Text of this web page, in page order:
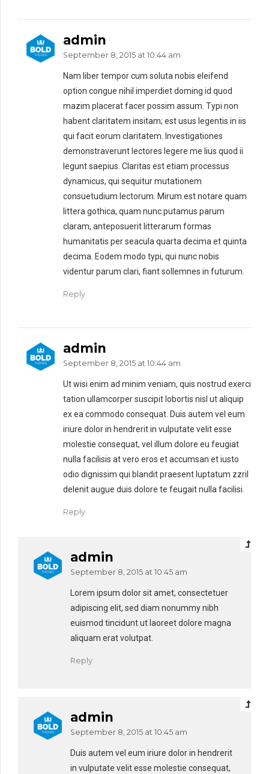
admin
September 8, 2015 at 10:44 am
Nam liber tempor cum soluta nobis eleifend
option congue nihil imperdiet doming id quod
mazim placerat facer possim assum. Typi non
habent claritatem insitam; est usus legentis in iis
qui facit eorum claritatem. Investigationes
demonstraverunt lectores legere me lius quod ii
legunt saepius. Claritas est etiam processus
dynamicus, qui sequitur mutationem
consuetudium lectorum. Mirum est notare quam
littera gothica, quam nunc putamus parum
claram, anteposuerit litterarum formas
humanitatis per seacula quarta decima et quinta
decima. Eodem modo typi, qui nunc nobis
videntur parum clari, fiant sollemnes in futurum.
Reply
admin
September 8, 2015 at 10:44 am
Ut wisi enim ad minim veniam, quis nostrud exerci
tation ullamcorper suscipit lobortis nisl ut aliquip
ex ea commodo consequat. Duis autem vel eum
iriure dolor in hendrerit in vulputate velit esse
molestie consequat, vel illum dolore eu feugiat
nulla facilisis at vero eros et accumsan et iusto
odio dignissim qui blandit praesent luptatum zzril
delenit augue duis dolore te feugait nulla facilisi.
Reply
admin
September 8, 2015 at 10:45 am
Lorem ipsum dolor sit amet, consectetuer
adipiscing elit, sed diam nonummy nibh
euismod tincidunt ut laoreet dolore magna
aliquam erat volutpat.
Reply
admin
September 8, 2015 at 10:45 am
Duis autem vel eum iriure dolor in hendrerit
in vulputate velit esse molestie consequat,